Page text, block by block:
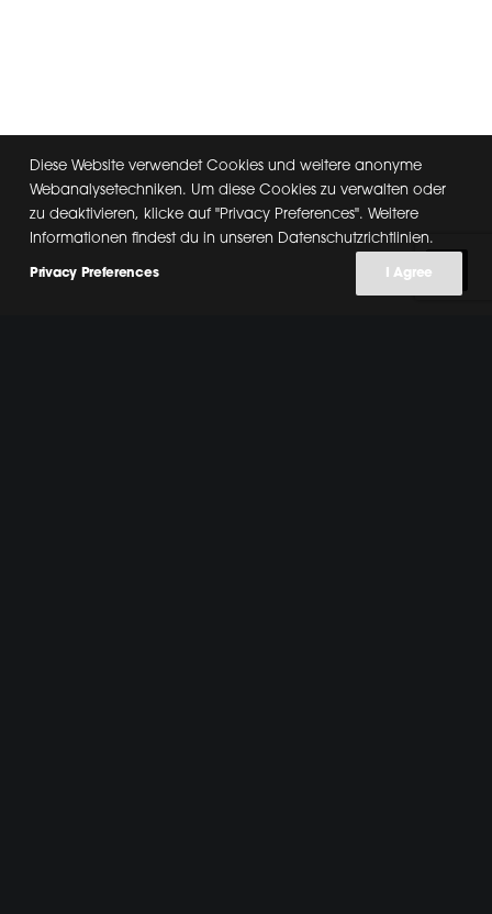
Diese Website verwendet Cookies und weitere anonyme
Webanalysetechniken. Um diese Cookies zu verwalten oder
zu deaktivieren, klicke auf "Privacy Preferences". Weitere
Informationen findest du in unseren Datenschutzrichtlinien.
Privacy Preferences I Agree